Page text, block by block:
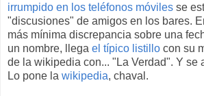
irrumpido en los teléfonos móviles se
"discusiones" de amigos en los bares.
más mínima discrepancia sobre una
un nombre, llega el típico listillo con su
de la wikipedia con... "La Verdad". Y se
Lo pone la wikipedia, chaval.